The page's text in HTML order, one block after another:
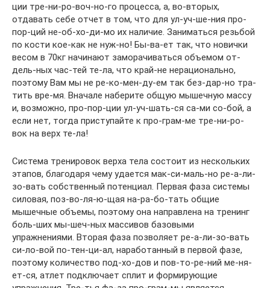
ции тре-ни-ро-воч-но-го процесса, а, во-вторых,
отдавать себе отчет в том, что для ул-уч-ше-ния про-
пор-ций не-об-хо-ди-мо их наличие. Заниматься резьбой
по кости кое-как не нуж-но! Бы-ва-ет так, что новички
весом в 70кг начинают заморачиваться объемом от-
дель-ных час-тей те-ла, что край-не нерационально,
поэтому Вам мы не ре-ко-мен-ду-ем так без-дар-но тра-
тить вре-мя. Вначале наберите общую мышечную массу
и, возможно, про-пор-ции ул-уч-шать-ся са-ми со-бой, а
если нет, тогда приступайте к про-грам-ме тре-ни-ро-
вок на верх те-ла!
Система тренировок верха тела состоит из нескольких
этапов, благодаря чему удается мак-си-маль-но ре-а-ли-
зо-вать собственный потенциал. Первая фаза системы
силовая, поз-во-ля-ю-щая на-ра-бо-тать общие
мышечные объемы, поэтому она направлена на тренинг
боль-ших мы-шеч-ных массивов базовыми
упражнениями. Вторая фаза позволяет ре-а-ли-зо-вать
си-ло-вой по-тен-ци-ал, наработанный в первой фазе,
поэтому количество под-хо-дов и пов-то-ре-ний ме-ня-
ет-ся, атлет подключает сплит и формирующие